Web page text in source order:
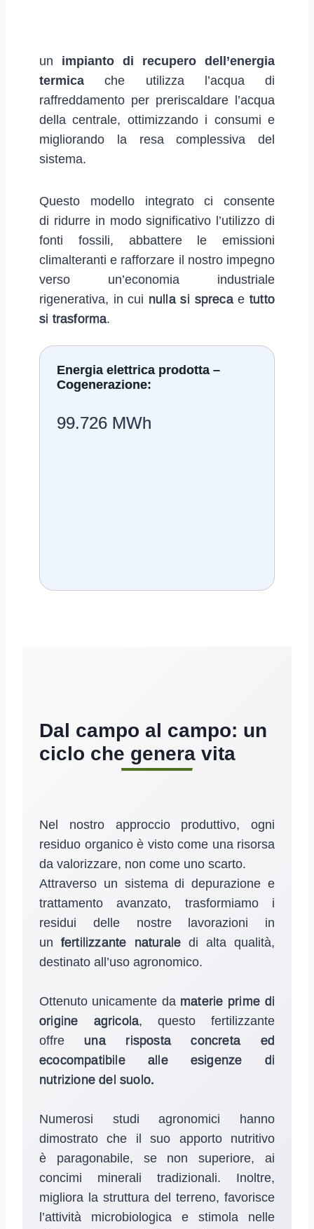
un impianto di recupero dell’energia
termica che utilizza l’acqua di
raffreddamento per preriscaldare l’acqua
della centrale, ottimizzando i consumi e
migliorando la resa complessiva del
sistema.
Questo modello integrato ci consente
di ridurre in modo significativo l’utilizzo di
fonti fossili, abbattere le emissioni
climalteranti e rafforzare il nostro impegno
verso un’economia industriale
rigenerativa, in cui nulla si sprecaetutto
si trasforma.
Energia elettrica prodotta –
Cogenerazione:
99.726 MWh
Dal campo al campo: un
ciclo che genera vita
Nel nostro approccio produttivo, ogni
residuo organico è visto come una risorsa
da valorizzare, non come uno scarto.
Attraverso un sistema di depurazione e
trattamento avanzato, trasformiamo i
residui delle nostre lavorazioni in
un fertilizzante naturaledi alta qualità,
destinato all’uso agronomico.
Ottenuto unicamente da materie prime di
origine agricola, questo fertilizzante
offreuna risposta concreta ed
ecocompatibile alle esigenze di
nutrizione del suolo.
Numerosi studi agronomici hanno
dimostrato che il suo apporto nutritivo
è paragonabile, se non superiore, ai
concimi minerali tradizionali. Inoltre,
migliora la struttura del terreno, favorisce
l’attività microbiologica e stimola nelle